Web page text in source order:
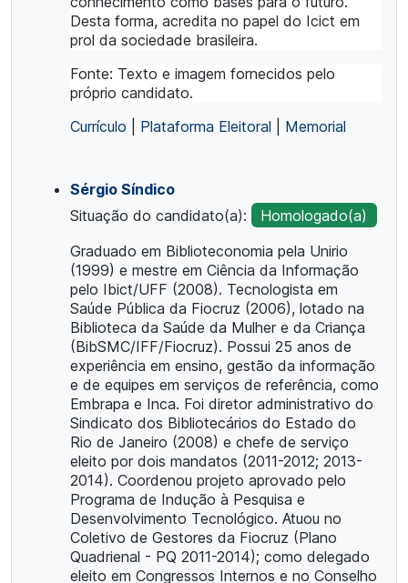
Desta forma, acredita no papel do Icict em
prol da sociedade brasileira.
Fonte: Texto e imagem fornecidos pelo
próprio candidato.
Currículo
Plataforma Eleitoral Memorial
Sérgio Síndico
Situação do candidato(a):
Homologado(a)
Graduado em Biblioteconomia pela Unirio
(1999) e mestre em Ciência da Informação
pelo Ibict/UFF (2008). Tecnologista em
Saúde Pública da Fiocruz (2006), lotado na
Biblioteca da Saúde da Mulher e da Criança
(BibSMC/IFF/Fiocruz). Possui 25 anos de
experiência em ensino, gestão da informação
e de equipes em serviços de referência, como
Embrapa e Inca. Foi diretor administrativo do
Sindicato dos Bibliotecários do Estado do
Rio de Janeiro (2008) e chefe de serviço
eleito por dois mandatos (2011-2012; 2013-
2014). Coordenou projeto aprovado pelo
Programa de Indução à Pesquisa e
Desenvolvimento Tecnológico. Atuou no
Coletivo de Gestores da Fiocruz (Plano
Quadrienal - PQ 2011-2014); como delegado
eleito em Congressos Internos e no Conselho